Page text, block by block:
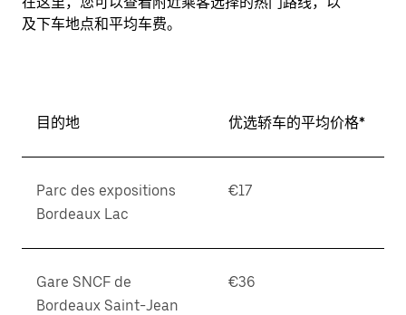
择
键
及下车地点和平均车费。
目的地 优选轿车的平均价格*
Parc des expositions
Bordeaux Lac
€17
Gare SNCF de
Bordeaux Saint-Jean
€36